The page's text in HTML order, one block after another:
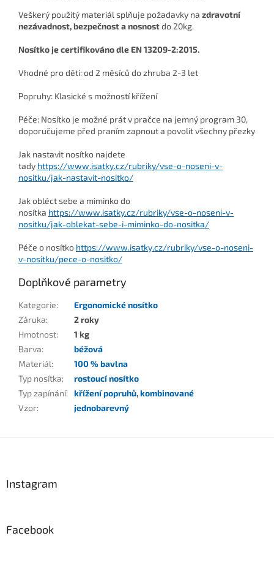
Veškerý použitý materiál splňuje požadavky na zdravotní
nezávadnost, bezpečnost a nosnostdo 20kg.
Nosítko je certifikováno dle EN 13209-2:2015.
Vhodné pro děti: od 2 měsíců do zhruba 2-3 let
Popruhy: Klasické s možností křížení
Péče: Nosítko je možné prát v pračce na jemný program 30,
doporučujeme před praním zapnout a povolit všechny přezky
Jak nastavit nosítko najdete
tady https://www.isatky.cz/rubriky/vse-o-noseni-v-
nositku/jak-nastavit-nositko/
Jak obléct sebe a miminko do
nosítka https://www.isatky.cz/rubriky/vse-o-noseni-v-
nositku/jak-oblekat-sebe-i-miminko-do-nositka/
Péče o nosítko https://www.isatky.cz/rubriky/vse-o-noseni-
v-nositku/pece-o-nositko/
Doplňkové parametry
Kategorie:
Ergonomické nosítko
Záruka:
2 roky
Hmotnost:
1 kg
Barva:
béžová
Materiál:
100 % bavlna
Typ nosítka:
rostoucí nosítko
Typ zapínání: křížení popruhů,kombinované
Vzor: jednobarevný
Instagram
Facebook